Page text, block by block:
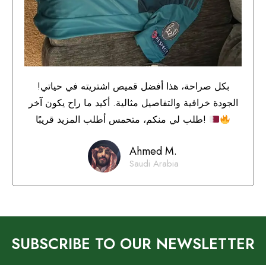
بكل صراحة، هذا أفضل قميص اشتريته في حياتي!
الجودة خرافية والتفاصيل مثالية. أكيد ما راح يكون آخر
طلب لي منكم، متحمس أطلب المزيد قريبًا!
Ahmed M.
Saudi Arabia
SUBSCRIBE TO OUR NEWSLETTER